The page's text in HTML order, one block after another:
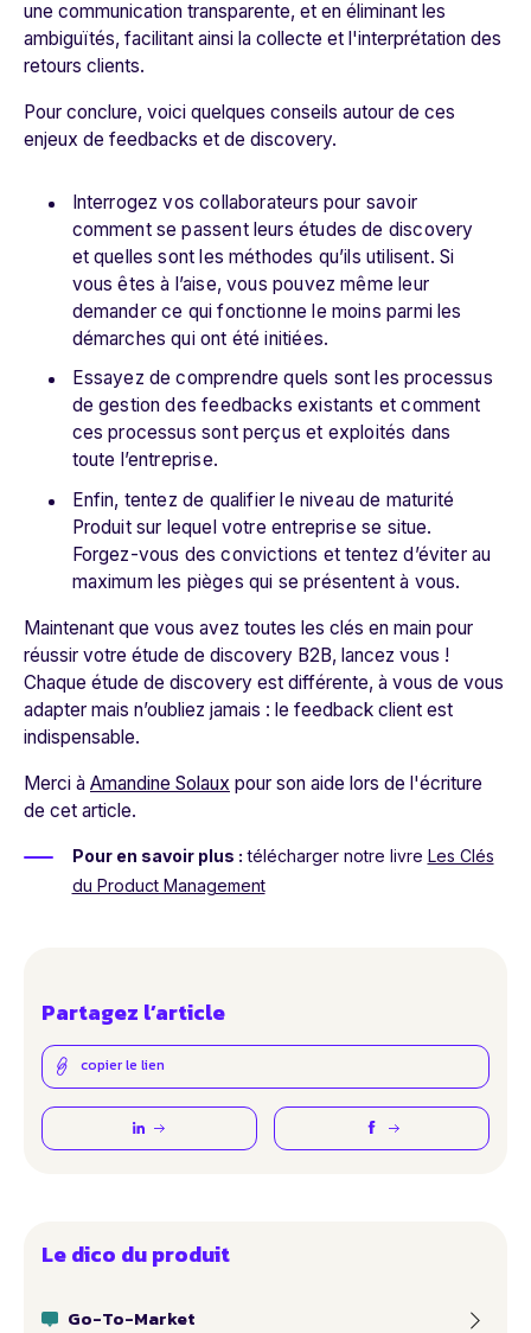
une communication transparente, et en éliminant les
ambiguïtés, facilitant ainsi la collecte et l'interprétation des
retours clients.
Pour conclure, voici quelques conseils autour de ces
enjeux de feedbacks et de discovery.
Interrogez vos collaborateurs pour savoir
comment se passent leurs études de discovery
et quelles sont les méthodes qu’ils utilisent. Si
vous êtes à l’aise, vous pouvez même leur
demander ce qui fonctionne le moins parmi les
démarches qui ont été initiées.
Essayez de comprendre quels sont les processus
de gestion des feedbacks existants et comment
ces processus sont perçus et exploités dans
toute l’entreprise.
Enfin, tentez de qualifier le niveau de maturité
Produit sur lequel votre entreprise se situe.
Forgez-vous des convictions et tentez d’éviter au
maximum les pièges qui se présentent à vous.
Maintenant que vous avez toutes les clés en main pour
réussir votre étude de discovery B2B, lancez vous !
Chaque étude de discovery est différente, à vous de vous
adapter mais n’oubliez jamais : le feedback client est
indispensable.
Merci à Amandine Solaux pour son aide lors de l'écriture
de cet article.
Pour en savoir plus : télécharger notre livre Les Clés
du Product Management
Partagez l’article
copier le lien
Le dico du produit
Go-To-Market